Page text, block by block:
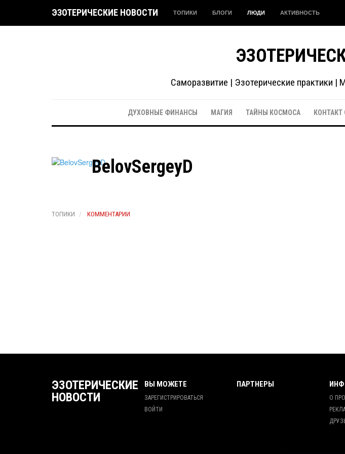
ЭЗОТЕРИЧЕСКИЕ НОВОСТИ ТОПИКИ БЛОГИ ЛЮДИ АКТИВНОСТЬ
Саморазвитие | Эзотерические практики |
ДУХОВНЫЕ ФИНАНСЫ МАГИЯ ТАЙНЫ КОСМОСА
BelovSergeyD
ТОПИКИ КОММЕНТАРИИ
ЭЗОТЕРИЧЕСКИЕ
НОВОСТИ
ВЫ МОЖЕТЕ
ЗАРЕГИСТРИРОВАТЬСЯ
ВОЙТИ
ПАРТНЕРЫ
О